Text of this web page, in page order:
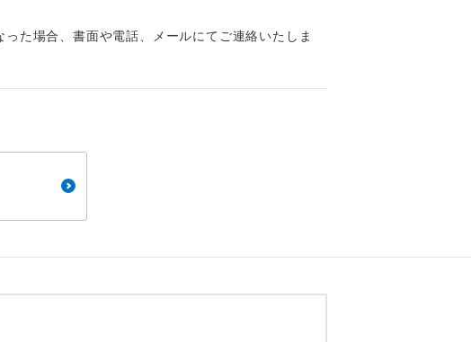
た場合、書面や電話、メールにてご連絡いたしま
コースです。
す。
画にとても便利で